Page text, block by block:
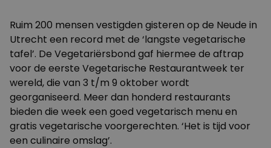
Ruim 200 mensen vestigden gisteren op de Neude in
Utrecht een record met de ‘langste vegetarische
tafel’. De Vegetariërsbond gaf hiermee de aftrap
voor de eerste Vegetarische Restaurantweek ter
wereld, die van 3 t/m 9 oktober wordt
georganiseerd. Meer dan honderd restaurants
bieden die week een goed vegetarisch menu en
gratis vegetarische voorgerechten. ‘Het is tijd voor
een culinaire omslag’.